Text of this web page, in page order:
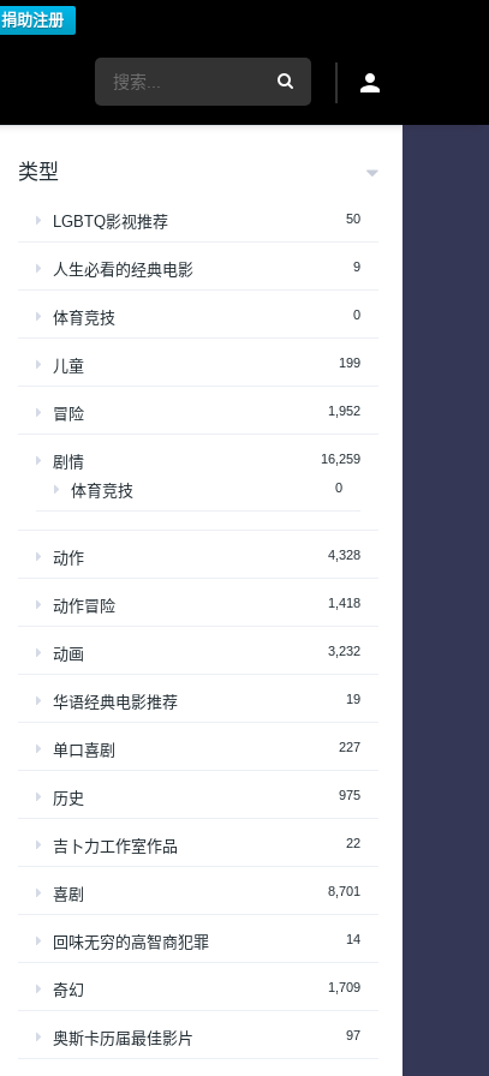
捐助注册
类型
LGBTQ影视推荐 50
人生必看的经典电影 9
体育竞技 0
儿童 199
冒险 1,952
剧情 16,259
体育竞技 0
动作 4,328
动作冒险 1,418
动画 3,232
华语经典电影推荐 19
单口喜剧 227
历史 975
吉卜力工作室作品 22
喜剧 8,701
回味无穷的高智商犯罪 14
奇幻 1,709
奥斯卡历届最佳影片 97